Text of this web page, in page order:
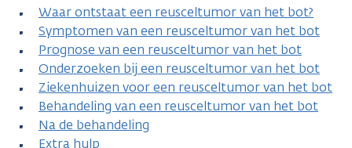
Waar ontstaat een reusceltumor van het bot?
Symptomen van een reusceltumor van het bot
Prognose van een reusceltumor van het bot
Onderzoeken bij een reusceltumor van het bot
Ziekenhuizen voor een reusceltumor van het bot
Behandeling van een reusceltumor van het bot
Na de behandeling
Extra hulp